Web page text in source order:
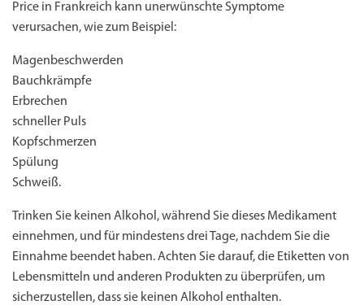
Price in Frankreich kann unerwünschte Symptome
verursachen, wie zum Beispiel:
Magenbeschwerden
Bauchkrämpfe
Erbrechen
schneller Puls
Kopfschmerzen
Spülung
Schweiß.
Trinken Sie keinen Alkohol, während Sie dieses Medikament
einnehmen, und für mindestens drei Tage, nachdem Sie die
Einnahme beendet haben. Achten Sie darauf, die Etiketten von
Lebensmitteln und anderen Produkten zu überprüfen, um
sicherzustellen, dass sie keinen Alkohol enthalten.